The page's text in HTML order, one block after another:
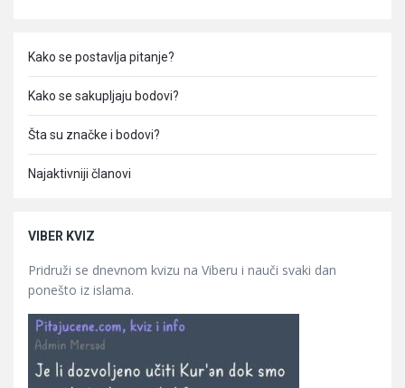
Kako se postavlja pitanje?
Kako se sakupljaju bodovi?
Šta su značke i bodovi?
Najaktivniji članovi
VIBER KVIZ
Pridruži se dnevnom kvizu na Viberu i nauči svaki dan
ponešto iz islama.